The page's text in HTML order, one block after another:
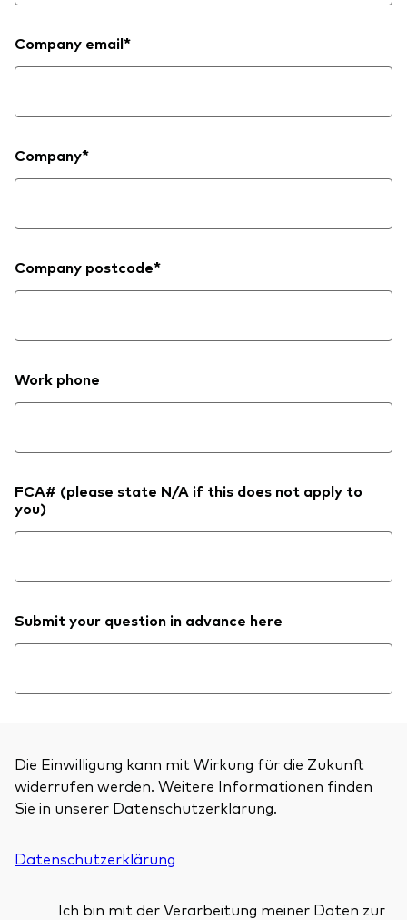
Rechtliche Dokumente
LifePlan-Modellportfolios
Company email*
Company*
Company postcode*
Work phone
FCA# (please state N/A if this does not apply to
you)
Submit your question in advance here
Die Einwilligung kann mit Wirkung für die Zukunft
widerrufen werden. Weitere Informationen finden
Sie in unserer Datenschutzerklärung.
Datenschutzerklärung
Ich bin mit der Verarbeitung meiner Daten zur